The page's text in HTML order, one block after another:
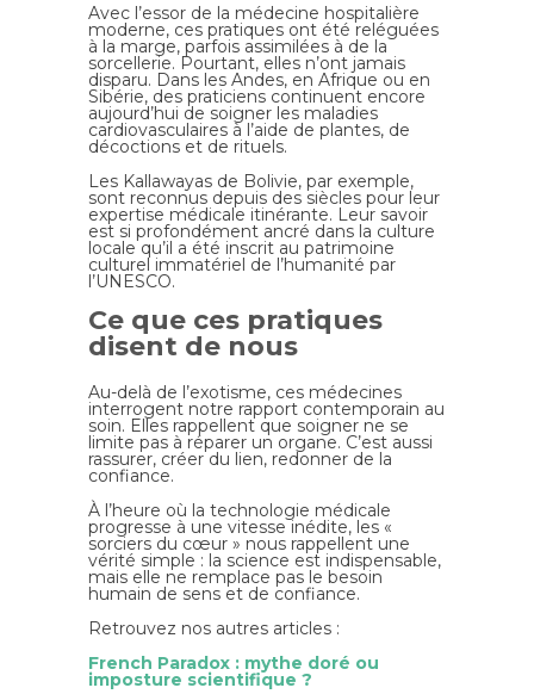
Avec l’essor de la médecine hospitalière
moderne, ces pratiques ont été reléguées
à la marge, parfois assimilées à de la
sorcellerie. Pourtant, elles n’ont jamais
disparu. Dans les Andes, en Afrique ou en
Sibérie, des praticiens continuent encore
aujourd’hui de soigner les maladies
cardiovasculaires à l’aide de plantes, de
décoctions et de rituels.
Les Kallawayas de Bolivie, par exemple,
sont reconnus depuis des siècles pour leur
expertise médicale itinérante. Leur savoir
est si profondément ancré dans la culture
locale qu’il a été inscrit au patrimoine
culturel immatériel de l’humanité par
l’UNESCO.
Ce que ces pratiques
disent de nous
Au-delà de l’exotisme, ces médecines
interrogent notre rapport contemporain au
soin. Elles rappellent que soigner ne se
limite pas à réparer un organe. C’est aussi
rassurer, créer du lien, redonner de la
confiance.
À l’heure où la technologie médicale
progresse à une vitesse inédite, les «
sorciers du cœur » nous rappellent une
vérité simple : la science est indispensable,
mais elle ne remplace pas le besoin
humain de sens et de confiance.
Retrouvez nos autres articles :
French Paradox : mythe doré ou
imposture scientifique ?